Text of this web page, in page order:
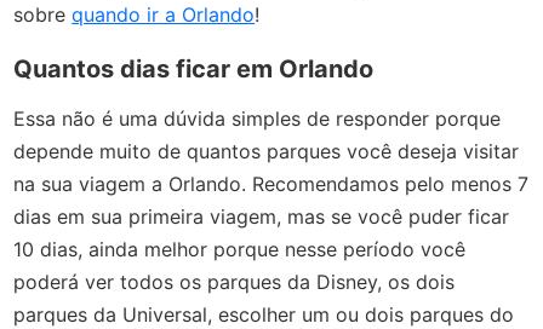
sobrequando ir a Orlando!
Quantos dias ficar em Orlando
Essa não é uma dúvida simples de responder porque
depende muito de quantos parques você deseja visitar
na sua viagem a Orlando. Recomendamos pelo menos 7
dias em sua primeira viagem, mas se você puder ficar
10 dias, ainda melhor porque nesse período você
poderá ver todos os parques da Disney, os dois
parques da Universal, escolher um ou dois parques do